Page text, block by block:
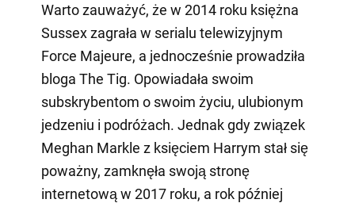
Warto zauważyć, że w 2014 roku księżna
Sussex zagrała w serialu telewizyjnym
Force Majeure, a jednocześnie prowadziła
bloga The Tig. Opowiadała swoim
subskrybentom o swoim życiu, ulubionym
jedzeniu i podróżach. Jednak gdy związek
Meghan Markle z księciem Harrym stał się
poważny, zamknęła swoją stronę
internetową w 2017 roku, a rok później